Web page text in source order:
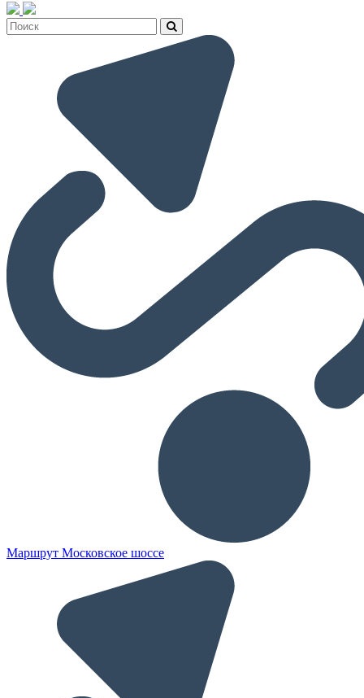
Маршрут Московское шоссе